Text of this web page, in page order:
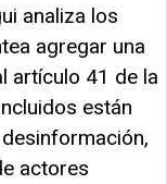
analiza los
agregar una
artículo 41 de la
están
actores